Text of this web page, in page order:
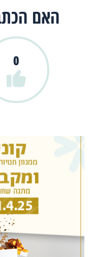
האם
0